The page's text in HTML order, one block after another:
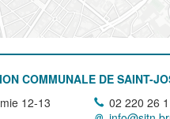
COMMUNALE DE SAINT-
12-13
02 220 26